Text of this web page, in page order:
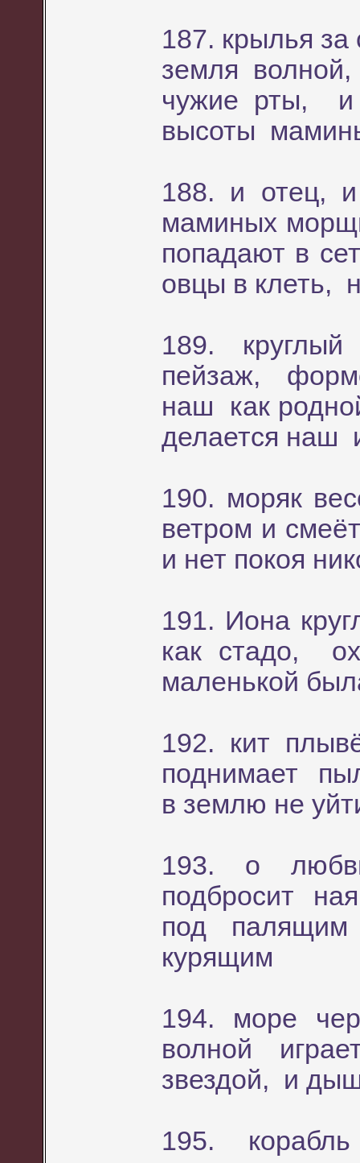
187. крылья
земля
чужие рты,
высоты
188. и отец,
маминых
попадают в
овцы в клеть,
189.
пейзаж,
наш как
делается наш
190. моряк
ветром и
и нет покоя
191. Иона
как стадо,
маленькой
192. кит
поднимает
в землю не
193. о
подбросит
под
курящим
194. море
волной
звездой, и
195.